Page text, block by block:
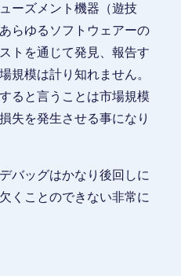
ーズメント機器（遊技
らゆるソフトウェアーの
トを通じて発見、報告す
規模は計り知れません。
ると言うことは市場規模
失を発生させる事になり
バッグはかなり後回しに
くことのできない非常に